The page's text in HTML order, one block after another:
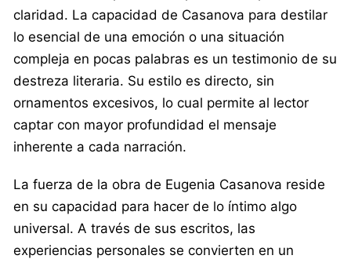
claridad. La capacidad de Casanova para destilar
lo esencial de una emoción o una situación
compleja en pocas palabras es un testimonio de su
destreza literaria. Su estilo es directo, sin
ornamentos excesivos, lo cual permite al lector
captar con mayor profundidad el mensaje
inherente a cada narración.
La fuerza de la obra de Eugenia Casanova reside
en su capacidad para hacer de lo íntimo algo
universal. A través de sus escritos, las
experiencias personales se convierten en un